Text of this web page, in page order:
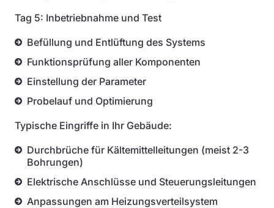
Tag 5: Inbetriebnahme und Test
Befüllung und Entlüftung des Systems
Funktionsprüfung aller Komponenten
Einstellung der Parameter
Probelauf und Optimierung
Typische Eingriffe in Ihr Gebäude:
Durchbrüche für Kältemittelleitungen (meist 2-3
Bohrungen)
Elektrische Anschlüsse und Steuerungsleitungen
Anpassungen am Heizungsverteilsystem